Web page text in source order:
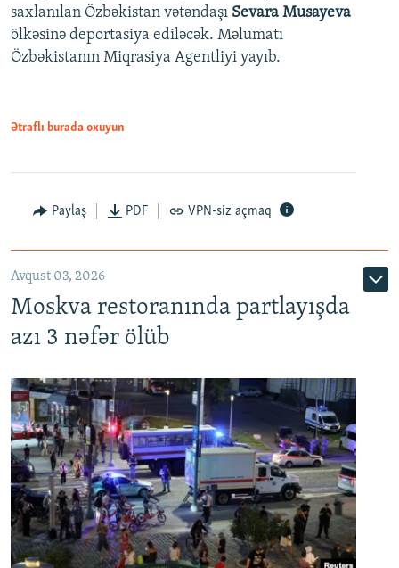
saxlanılan Özbəkistan vətəndaşı Sevara Musayeva
ölkəsinə deportasiya ediləcək. Məlumatı
Özbəkistanın Miqrasiya Agentliyi yayıb.
Ətraflı burada oxuyun
Paylaş PDF VPN-siz açmaq
Avqust 03, 2026
Moskva restoranında partlayışda
azı 3 nəfər ölüb